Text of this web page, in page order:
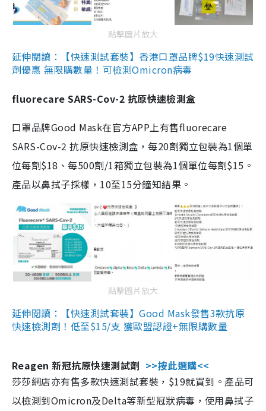
點擊圖片放大
延伸閱讀：【快速測試套裝】香港口罩品牌$19快速測試
劑優惠 無限購數量！可檢測Omicron病毒
fluorecare SARS-Cov-2 抗原快速檢測盒
口罩品牌Good Mask在官方APP上有售fluorecare
SARS-Cov-2 抗原快速檢測盒，每20劑獨立包裝為1個單
位每劑$18、每500劑/1箱獨立包裝為1個單位每劑$15。
產品以鼻拭子採樣，10至15分鐘知結果。
點擊圖片放大
延伸閱讀：【快速測試套裝】Good Mask發售3款抗原
快速檢測劑！低至$15/支 獲歐盟認證+無限購數量
Reagen 新冠抗原快速測試劑 >>按此選購<<
莎莎網店亦有售多款快速測試套裝，$19就買到。產品可
以檢測到Omicron及Delta等新型冠狀病毒，使用鼻拭子